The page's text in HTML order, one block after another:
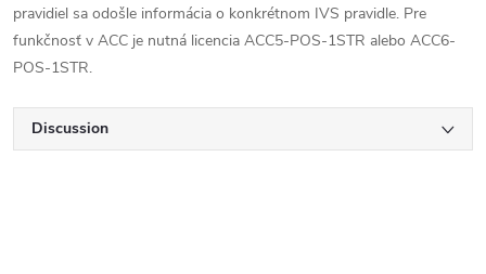
pravidiel sa odošle informácia o konkrétnom IVS pravidle. Pre
funkčnosť v ACC je nutná licencia ACC5-POS-1STR alebo ACC6-
POS-1STR.
Discussion